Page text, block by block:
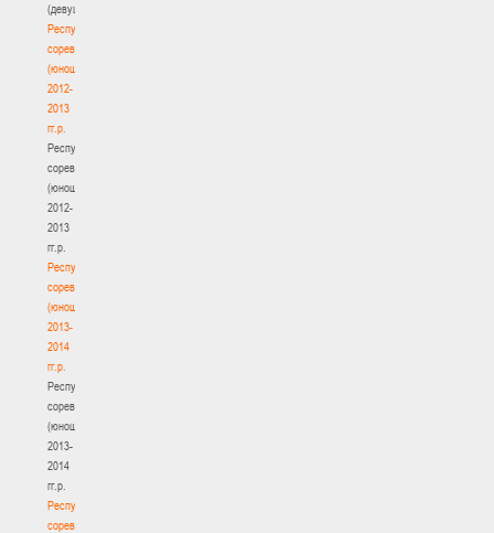
(девушки)
Республиканские
соревнования
(юноши)
2012-
2013
гг.р.
Республиканские
соревнования
(юноши)
2012-
2013
гг.р.
Республиканские
соревнования
(юноши)
2013-
2014
гг.р.
Республиканские
соревнования
(юноши)
2013-
2014
гг.р.
Республиканские
соревнования